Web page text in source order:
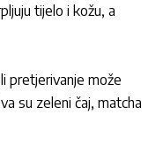
tijelo i kožu, a
pretjerivanje može
su zeleni čaj, matcha